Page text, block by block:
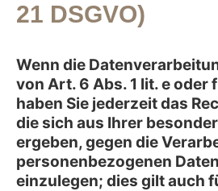
21 DSGVO)
Wenn die
von Art. 6 Abs. 1 lit. e oder
haben Sie jederzeit das
die sich aus Ihrer
ergeben, gegen die
personenbezogenen
einzulegen; dies gilt auch